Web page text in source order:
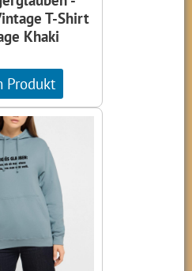
T-Shirt
Khaki
Produkt